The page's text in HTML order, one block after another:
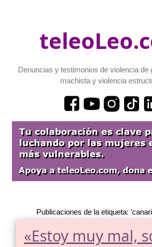
Denuncias y testimonios de violencia de
machista y violencia
Publicaciones de la etiqueta:
«Estoy muy mal,